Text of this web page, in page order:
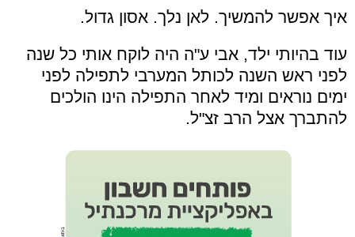
איך אפשר להמשיך. לאן נלך. אסון גדול.
עוד בהיותי ילד, אבי ע"ה היה לוקח אותי כל שנה
לפני ראש השנה לכותל המערבי לתפילה לפני
ימים נוראים ומיד לאחר התפילה הינו הולכים
להתברך אצל הרב זצ"ל.